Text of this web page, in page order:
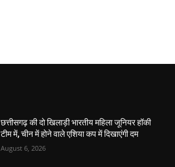
टीम में, चीन में होने वाले एशिया कप में दिखाएंगी दम
August 6, 2026